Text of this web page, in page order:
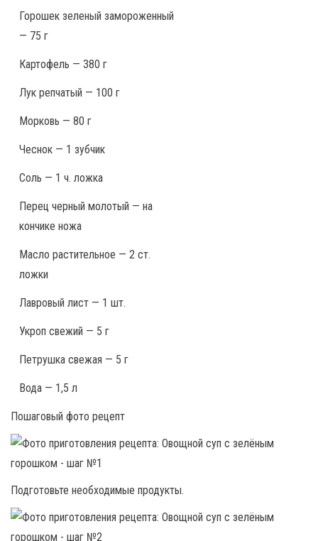
Горошек зеленый замороженный
— 75 г
Картофель — 380 г
Лук репчатый — 100 г
Морковь — 80 г
Чеснок — 1 зубчик
Соль — 1 ч. ложка
Перец черный молотый — на
кончике ножа
Масло растительное — 2 ст.
ложки
Лавровый лист — 1 шт.
Укроп свежий — 5 г
Петрушка свежая — 5 г
Вода — 1,5 л
Пошаговый фото рецепт
Подготовьте необходимые продукты.